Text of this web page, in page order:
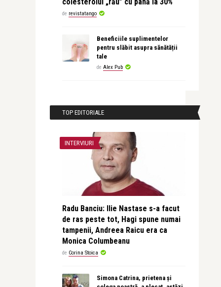
de revistatango
Beneficiile suplimentelor
pentru slăbit asupra sănătății
tale
de Alex Pub
TOP EDITORIALE
INTERVIURI
Radu Banciu: Ilie Nastase s-a facut
de ras peste tot, Hagi spune numai
tampenii, Andreea Raicu era ca
Monica Columbeanu
de Corina Stoica
Simona Catrina, prietena și